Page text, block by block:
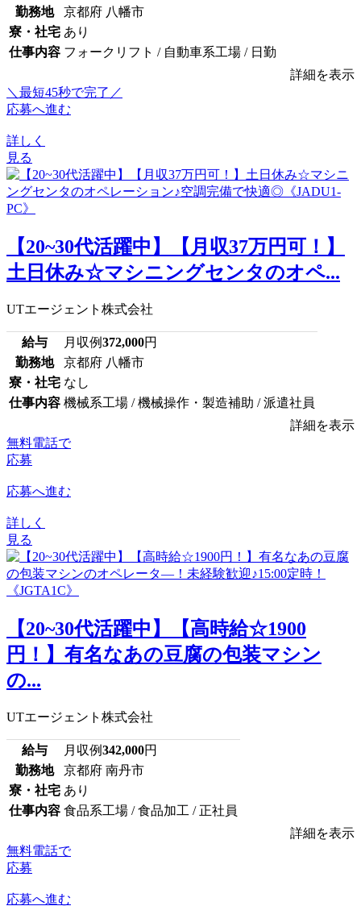
勤務地
京都府 八幡市
寮・社宅 あり
仕事内容 フォークリフト / 自動車系工場 / 日勤
詳細を表示
＼最短45秒で完了／
応募へ進む
詳しく
見る
【20~30代活躍中】【月収37万円可！】
土日休み☆マシニングセンタのオペ...
UTエージェント株式会社
給与 月収例372,000円
勤務地
京都府 八幡市
寮・社宅 なし
仕事内容 機械系工場 / 機械操作・製造補助 / 派遣社員
詳細を表示
無料電話で
応募
応募へ進む
詳しく
見る
【20~30代活躍中】【高時給☆1900
円！】有名なあの豆腐の包装マシン
の...
UTエージェント株式会社
給与 月収例342,000円
勤務地
京都府 南丹市
寮・社宅 あり
仕事内容 食品系工場 / 食品加工 / 正社員
詳細を表示
無料電話で
応募
応募へ進む